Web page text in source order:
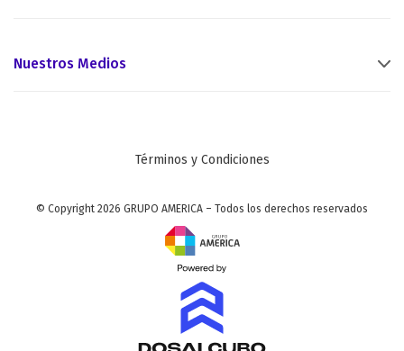
Nuestros Medios
Términos y Condiciones
© Copyright 2026 GRUPO AMERICA – Todos los derechos reservados